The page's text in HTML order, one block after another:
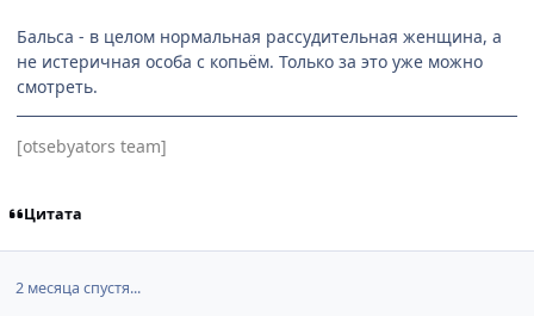
Бальса - в целом нормальная рассудительная женщина, а
не истеричная особа с копьём. Только за это уже можно
смотреть.
[otsebyators team]
Цитата
2 месяца спустя...